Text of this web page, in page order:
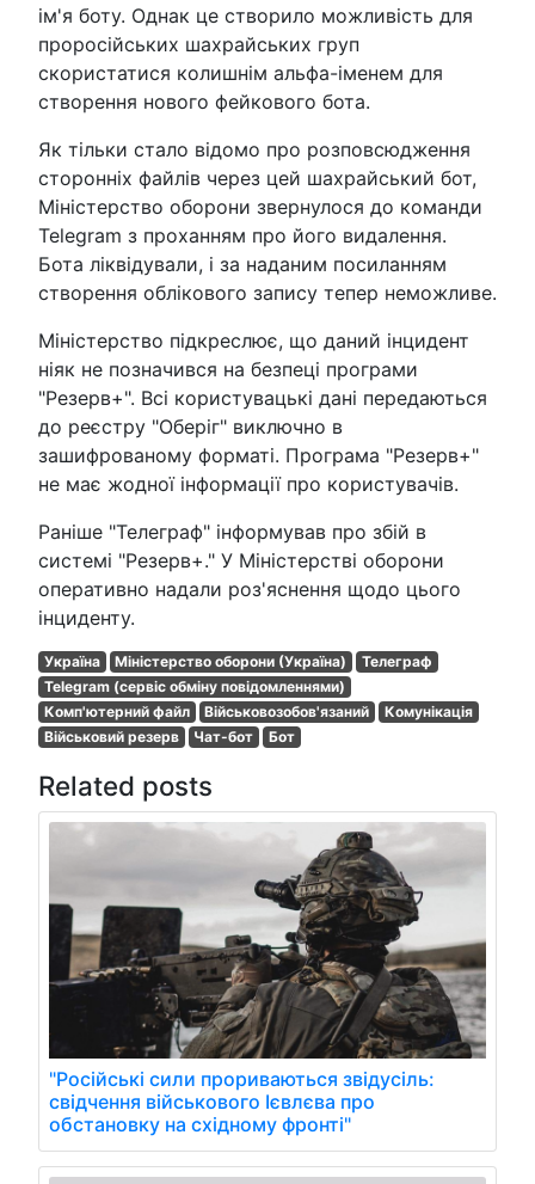
ім'я боту. Однак це створило можливість для
проросійських шахрайських груп
скористатися колишнім альфа-іменем для
створення нового фейкового бота.
Як тільки стало відомо про розповсюдження
сторонніх файлів через цей шахрайський бот,
Міністерство оборони звернулося до команди
Telegram з проханням про його видалення.
Бота ліквідували, і за наданим посиланням
створення облікового запису тепер неможливе.
Міністерство підкреслює, що даний інцидент
ніяк не позначився на безпеці програми
"Резерв+". Всі користувацькі дані передаються
до реєстру "Оберіг" виключно в
зашифрованому форматі. Програма "Резерв+"
не має жодної інформації про користувачів.
Раніше "Телеграф" інформував про збій в
системі "Резерв+." У Міністерстві оборони
оперативно надали роз'яснення щодо цього
інциденту.
Україна Міністерство оборони (Україна)
Телеграф
Telegram (сервіс обміну повідомленнями)
Комп'ютерний файл
Військовозобов'язаний
Комунікація
Військовий резерв
Чат-бот Бот
Related posts
"Російські сили прориваються звідусіль:
свідчення військового Ієвлєва про
обстановку на східному фронті"